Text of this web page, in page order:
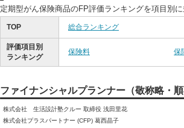
定期型がん保険商品のFP評価ランキングを項目別
TOP 総合ランキング
評価項目別
ランキング
保険料 保
ファイナンシャルプランナー（敬称略・順
株式会社 生活設計塾クルー 取締役 浅田里花
株式会社プラスパートナー (CFP) 葛西晶子